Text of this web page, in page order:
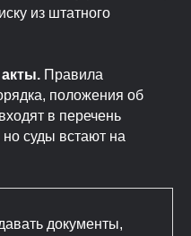
из штатного
Правила
положения об
в перечень
суды встают на
документы,